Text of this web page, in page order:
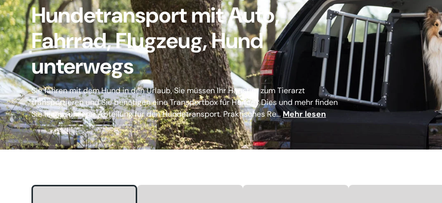
Hundetransport mit Auto,
Fahrrad, Flugzeug, Hund
unterwegs
Sie fahren mit dem Hund in den Urlaub, Sie müssen Ihr Haustier zum Tierarzt
transportieren und Sie benötigen eine Transportbox für Hunde? Dies und mehr finden
Sie hier in unserer Abteilung für den Hundetransport. Praktisches Re...Mehr lesen